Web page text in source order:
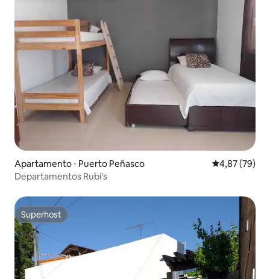
Apartamento ⋅ Puerto Peñasco 4,87 de uma
4,87 (79)
Departamentos Rubi's
Superhost
Superhost